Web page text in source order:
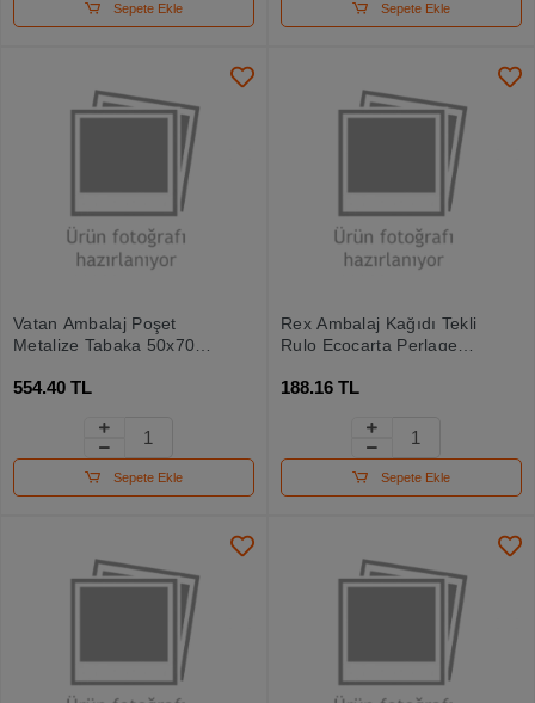
Sepete Ekle Sepete Ekle
Vatan Ambalaj Poşet
Metalize Tabaka 50x70
554.40 TL
Sepete Ekle
Rex Ambalaj Kağıdı Tekli
Rulo Ecocarta Perlage
188.16 TL
Sepete Ekle